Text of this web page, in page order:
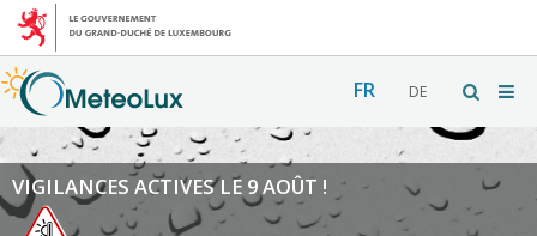
FR DE
VIGILANCES ACTIVES LE 9 AOÛT !